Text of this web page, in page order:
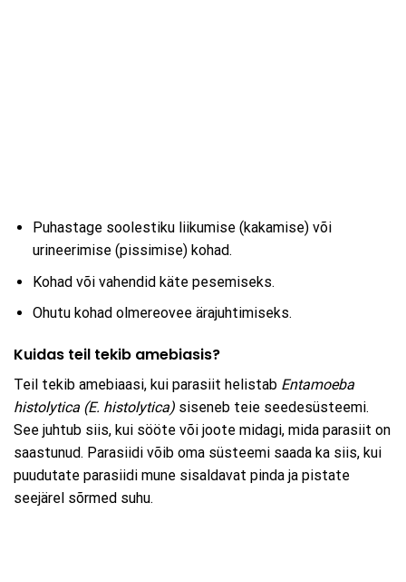
Puhastage soolestiku liikumise (kakamise) või
urineerimise (pissimise) kohad.
Kohad või vahendid käte pesemiseks.
Ohutu kohad olmereovee ärajuhtimiseks.
Kuidas teil tekib amebiasis?
Teil tekib amebiaasi, kui parasiit helistab Entamoeba
histolytica (E. histolytica) siseneb teie seedesüsteemi.
See juhtub siis, kui sööte või joote midagi, mida parasiit on
saastunud. Parasiidi võib oma süsteemi saada ka siis, kui
puudutate parasiidi mune sisaldavat pinda ja pistate
seejärel sõrmed suhu.